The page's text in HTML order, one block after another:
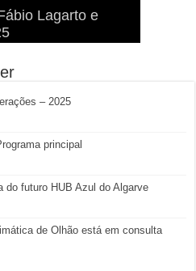
Lagarto e
Comida e
Ria!
Vídeo Musical
Ilha dos
Um de Aventura e
– 2025
principal
do futuro HUB Azul do Algarve
de Olhão está em consulta